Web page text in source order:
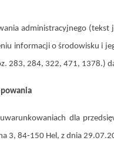
administracyjnego (tekst
informacji o środowisku i
283, 284, 322, 471, 1378.)
dla
3, 84-150 Hel, z dnia